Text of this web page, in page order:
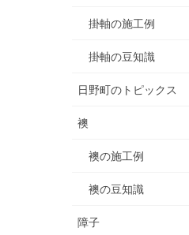
掛軸の施工例
掛軸の豆知識
日野町のトピックス
襖
襖の施工例
襖の豆知識
障子